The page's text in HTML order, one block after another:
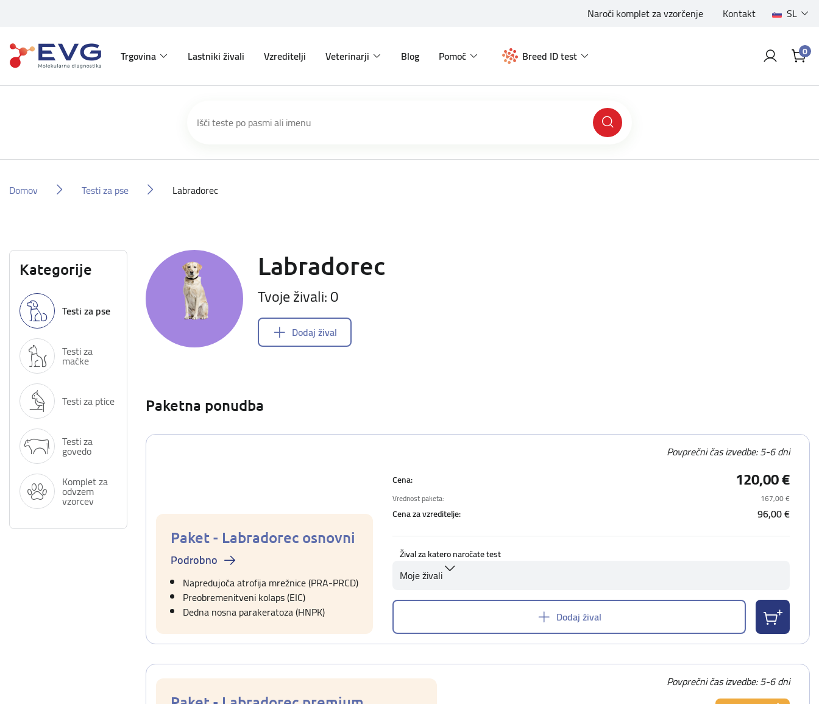
Naroči komplet za vzorčenje Kontakt SL
Trgovina Lastniki živali Vzreditelji Veterinarji Blog Pomoč Breed ID test 0
Domov Testi za pse Labradorec
Kategorije
Testi za pse
Testi za
mačke
Testi za ptice
Testi za
govedo
Komplet za
odvzem
vzorcev
Labradorec
Tvoje živali: 0
Dodaj žival
Paketna ponudba
Paket - Labradorec osnovni
Podrobno
Napredujoča atrofija mrežnice (PRA-PRCD)
Preobremenitveni kolaps (EIC)
Dedna nosna parakeratoza (HNPK)
Povprečni čas izvedbe: 5-6 dni
Cena: 120,00 €
Vrednost paketa: 167,00 €
Cena za vzreditelje: 96,00 €
Žival za katero naročate test
Moje živali
Dodaj žival
Povprečni čas izvedbe: 5-6 dni